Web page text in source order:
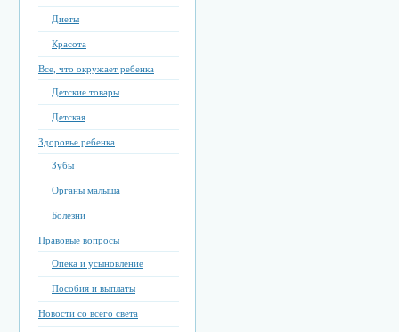
Диеты
Красота
Все, что окружает ребенка
Детские товары
Детская
Здоровье ребенка
Зубы
Органы малыша
Болезни
Правовые вопросы
Опека и усыновление
Пособия и выплаты
Новости со всего света